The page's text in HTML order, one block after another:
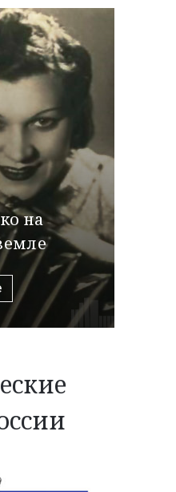
на